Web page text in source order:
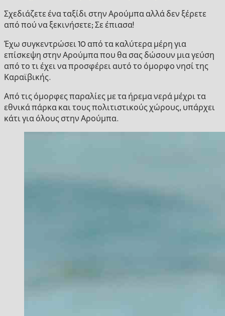
Σχεδιάζετε ένα ταξίδι στην Αρούμπα αλλά δεν ξέρετε
από πού να ξεκινήσετε; Σε έπιασα!
Έχω συγκεντρώσει 10 από τα καλύτερα μέρη για
επίσκεψη στην Αρούμπα που θα σας δώσουν μια γεύση
από το τι έχει να προσφέρει αυτό το όμορφο νησί της
Καραϊβικής.
Από τις όμορφες παραλίες με τα ήρεμα νερά μέχρι τα
εθνικά πάρκα και τους πολιτιστικούς χώρους, υπάρχει
κάτι για όλους στην Αρούμπα.